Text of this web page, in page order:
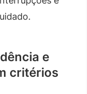
e
critérios